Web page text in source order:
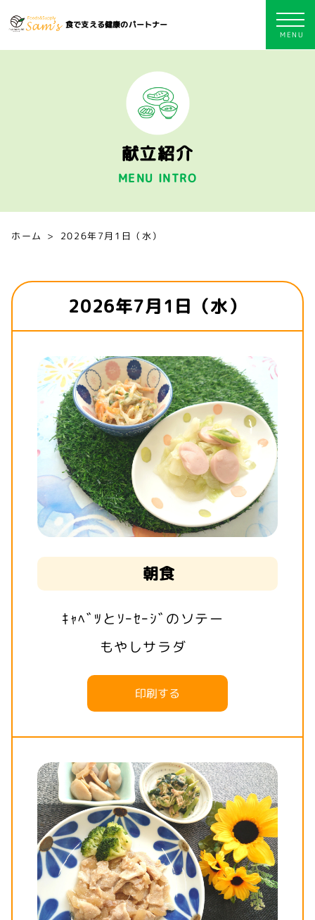
食で支える健康のパートナー
献立紹介
MENU INTRO
ホーム 2026年7月1日（水）
2026年7月1日（水）
朝食
ｷｬﾍﾞﾂとｿｰｾｰｼﾞのソテー
もやしサラダ
印刷する